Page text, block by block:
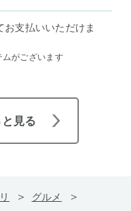
支払いいただけま
がございます
見る
グルメ